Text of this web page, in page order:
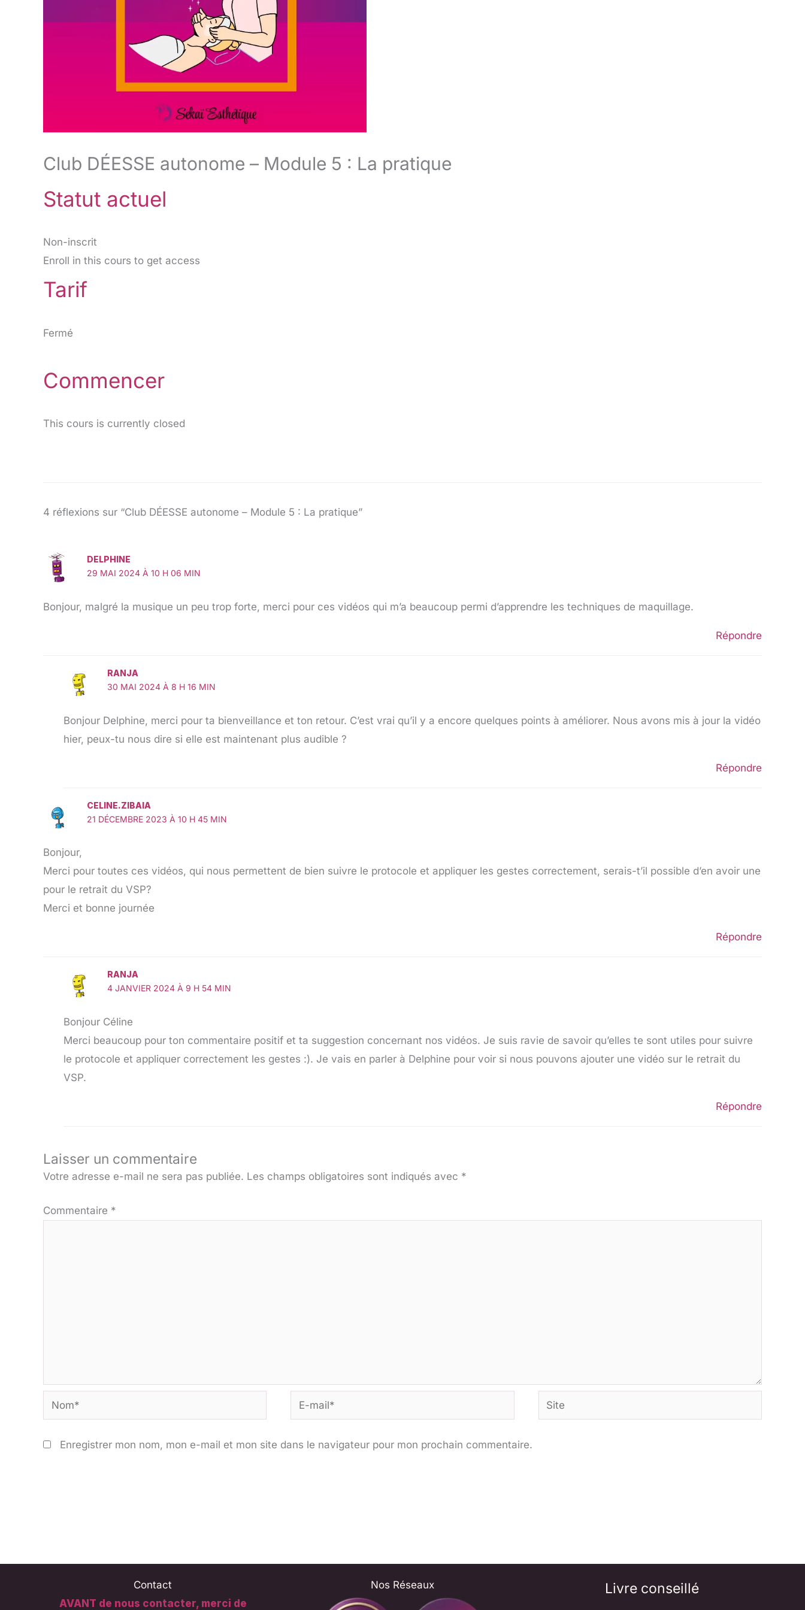
Club DÉESSE autonome – Module 5 : La pratique
Statut actuel
Non-inscrit
Enroll in this cours to get access
Tarif
Fermé
Commencer
This cours is currently closed
4 réflexions sur “Club DÉESSE autonome – Module 5 : La pratique”
DELPHINE
29 MAI 2024 À 10 H 06 MIN
Bonjour, malgré la musique un peu trop forte, merci pour ces vidéos qui m’a beaucoup permi d’apprendre les techniques de maquillage.
Répondre
RANJA
30 MAI 2024 À 8 H 16 MIN
Bonjour Delphine, merci pour ta bienveillance et ton retour. C’est vrai qu’il y a encore quelques points à améliorer. Nous avons mis à jour la vidéo
hier, peux-tu nous dire si elle est maintenant plus audible ?
Répondre
CELINE.ZIBAIA
21 DÉCEMBRE 2023 À 10 H 45 MIN
Bonjour,
Merci pour toutes ces vidéos, qui nous permettent de bien suivre le protocole et appliquer les gestes correctement, serais-t’il possible d’en avoir une
pour le retrait du VSP?
Merci et bonne journée
Répondre
RANJA
4 JANVIER 2024 À 9 H 54 MIN
Bonjour Céline
Merci beaucoup pour ton commentaire positif et ta suggestion concernant nos vidéos. Je suis ravie de savoir qu’elles te sont utiles pour suivre
le protocole et appliquer correctement les gestes :). Je vais en parler à Delphine pour voir si nous pouvons ajouter une vidéo sur le retrait du
VSP.
Répondre
Laisser un commentaire
Votre adresse e-mail ne sera pas publiée. Les champs obligatoires sont indiqués avec *
Commentaire *
Nom*
E-
mail*
Site
Enregistrer mon nom, mon e-mail et mon site dans le navigateur pour mon prochain commentaire.
Contact
AVANT de nous contacter, merci de
Nos Réseaux Livre conseillé